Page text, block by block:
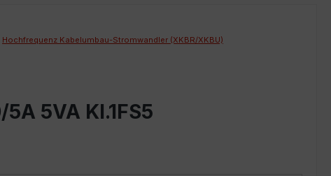
Hochfrequenz Kabelumbau-Stromwandler (XKBR/XKBU)
5VA Kl.1FS5